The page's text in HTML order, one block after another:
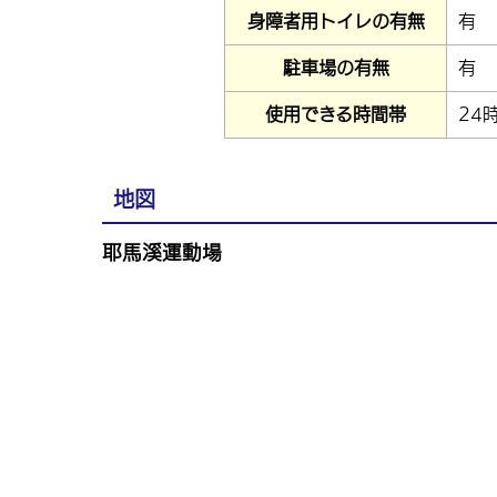
身障者用トイレの有無 有
駐車場の有無 有
使用できる時間帯 24
地図
耶馬溪運動場